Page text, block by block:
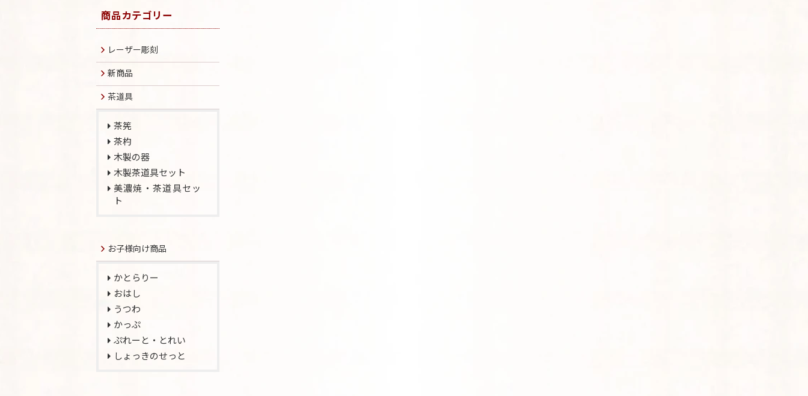
商品カテゴリー
レーザー彫刻
新商品
茶道具
茶筅
茶杓
木製の器
木製茶道具セット
美濃焼・茶道具セッ
ト
お子様向け商品
かとらりー
おはし
うつわ
かっぷ
ぷれーと・とれい
しょっきのせっと